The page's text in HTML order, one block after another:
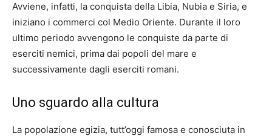
Avviene, infatti, la conquista della Libia, Nubia e Siria, e
iniziano i commerci col Medio Oriente. Durante il loro
ultimo periodo avvengono le conquiste da parte di
eserciti nemici, prima dai popoli del mare e
successivamente dagli eserciti romani.
Uno sguardo alla cultura
La popolazione egizia, tutt’oggi famosa e conosciuta in